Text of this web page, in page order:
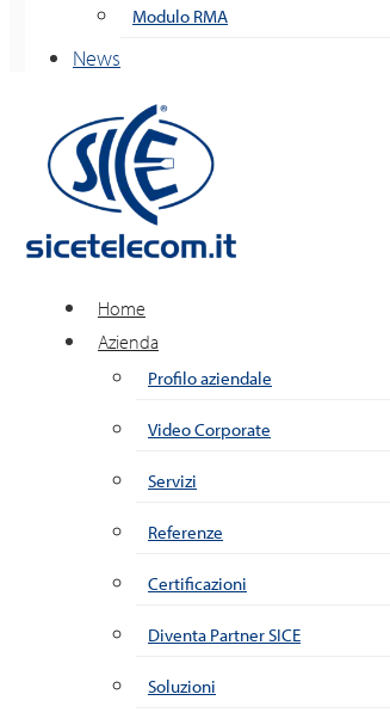
Modulo RMA
News
Home
Azienda
Profilo aziendale
Video Corporate
Servizi
Referenze
Certificazioni
Diventa Partner SICE
Soluzioni